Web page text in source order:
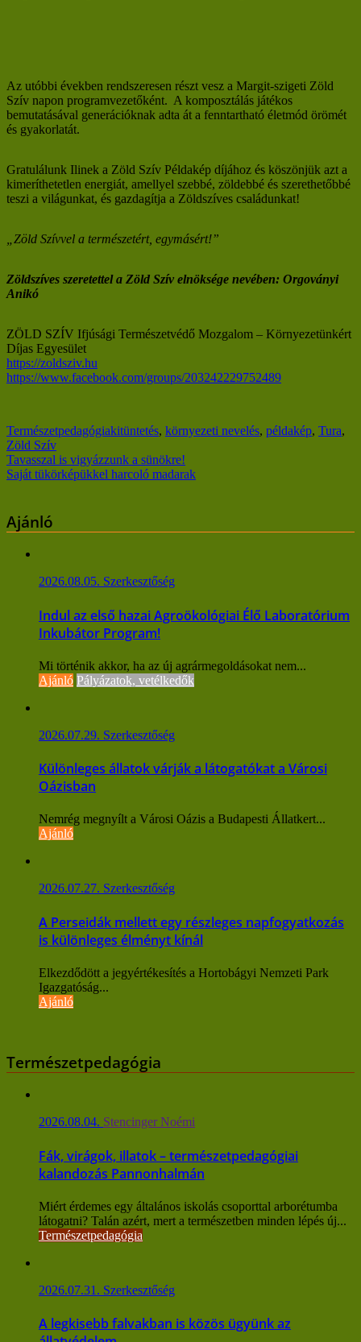
Az utóbbi években rendszeresen részt vesz a Margit-szigeti Zöld
Szív napon programvezetőként. A komposztálás játékos
bemutatásával generációknak adta át a fenntartható életmód örömét
és gyakorlatát.
Gratulálunk Ilinek a Zöld Szív Példakép díjához és köszönjük azt a
kimeríthetetlen energiát, amellyel szebbé, zöldebbé és szerethetőbbé
teszi a világunkat, és gazdagítja a Zöldszíves családunkat!
„Zöld Szívvel a természetért, egymásért!”
Zöldszíves szeretettel a Zöld Szív elnöksége nevében: Orgoványi
Anikó
ZÖLD SZÍV Ifjúsági Természetvédő Mozgalom – Környezetünkért
Díjas Egyesület
https://zoldsziv.hu
https://www.facebook.com/groups/203242229752489
Természetpedagógiakitüntetés, környezeti nevelés, példakép, Tura,
Zöld Szív
Bejegyzés
Tavasszal is vigyázzunk a sünökre!
Saját tükörképükkel harcoló madarak
Ajánló
2026.08.05. Szerkesztőség
Indul az első hazai Agroökológiai Élő Laboratórium
Inkubátor Program!
Mi történik akkor, ha az új agrármegoldásokat nem...
Ajánló Pályázatok, vetélkedők
2026.07.29. Szerkesztőség
Különleges állatok várják a látogatókat a Városi
Oázisban
Nemrég megnyílt a Városi Oázis a Budapesti Állatkert...
Ajánló
2026.07.27. Szerkesztőség
A Perseidák mellett egy részleges napfogyatkozás
is különleges élményt kínál
Elkezdődött a jegyértékesítés a Hortobágyi Nemzeti Park
Igazgatóság...
Ajánló
Természetpedagógia
2026.08.04. Stencinger Noémi
Fák, virágok, illatok – természetpedagógiai
kalandozás Pannonhalmán
Miért érdemes egy általános iskolás csoporttal arborétumba
látogatni? Talán azért, mert a természetben minden lépés új...
Természetpedagógia
2026.07.31. Szerkesztőség
A legkisebb falvakban is közös ügyünk az